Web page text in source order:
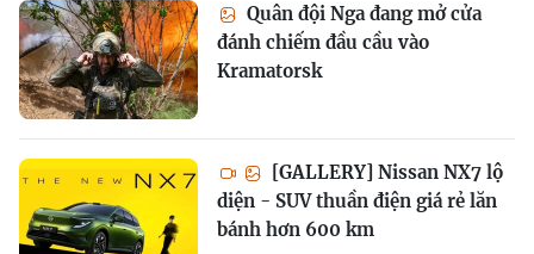
Quân đội Nga đang mở cửa
đánh chiếm đầu cầu vào
Kramatorsk
[GALLERY] Nissan NX7 lộ
diện - SUV thuần điện giá rẻ lăn
bánh hơn 600 km